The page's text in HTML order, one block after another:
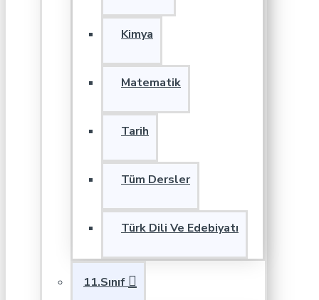
Kimya
Matematik
Tarih
Tüm Dersler
Türk Dili Ve Edebiyatı
11.Sınıf